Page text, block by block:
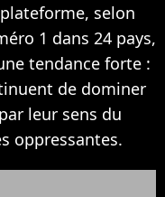
selon
1 dans 24 pays,
tendance forte :
de dominer
leur sens du
oppressantes.